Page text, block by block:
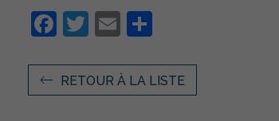
Facebook
Twitter
Email
RETOUR À LA LISTE